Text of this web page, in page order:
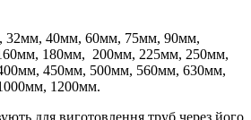
32мм, 40мм, 60мм, 75мм, 90мм,
180мм, 200мм, 225мм, 250мм,
450мм, 500мм, 560мм, 630мм,
1200мм.
для виготовлення труб через його